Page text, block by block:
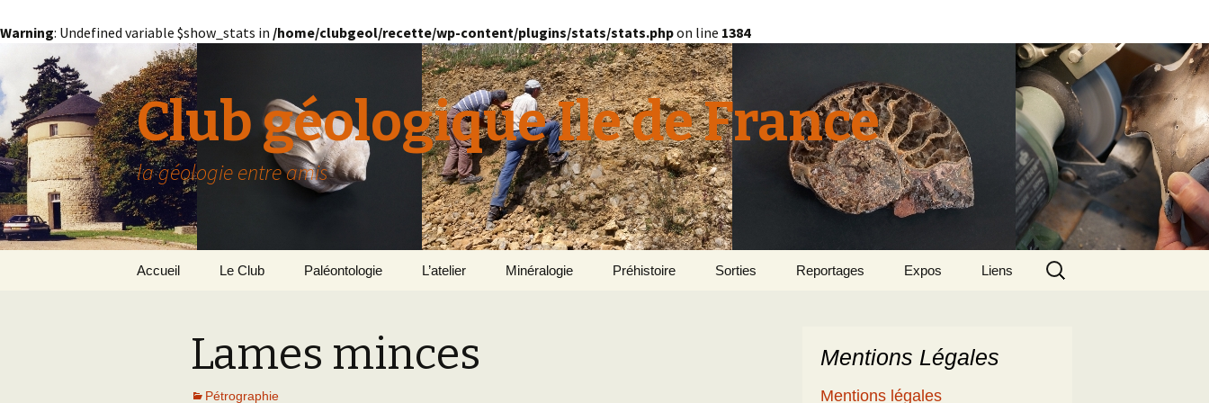
Warning: Undefined variable $show_stats in /home/clubgeol/recette/wp-content/plugins/stats/stats.phpon line 1384
Club géologique Ile de France
la géologie entre amis
Accueil Le Club
Paris
Grignon
Paléontologie
Le Bassin Parisien
L’atelier Minéralogie Préhistoire Sorties Reportages
Henri
Le patrimoine
Expos Liens
Rechercher :
Lames minces
Pétrographie
Mentions Légales
Mentions légales